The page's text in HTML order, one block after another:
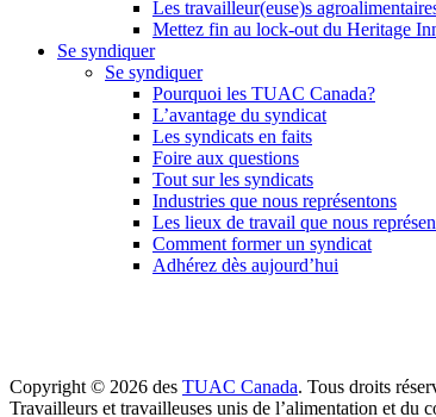
Les travailleur(euse)s
Mettez fin au lock-out du Heritage
Se syndiquer
Se syndiquer
Pourquoi les TUAC Canada?
L’avantage du syndicat
Les syndicats en faits
Foire aux questions
Tout sur les syndicats
Industries que nous représentons
Les lieux de travail que nous
Comment former un syndicat
Adhérez dès aujourd’hui
Copyright © 2026 des TUAC Canada. Tous droits
Travailleurs et travailleuses unis de l’alimentation et du